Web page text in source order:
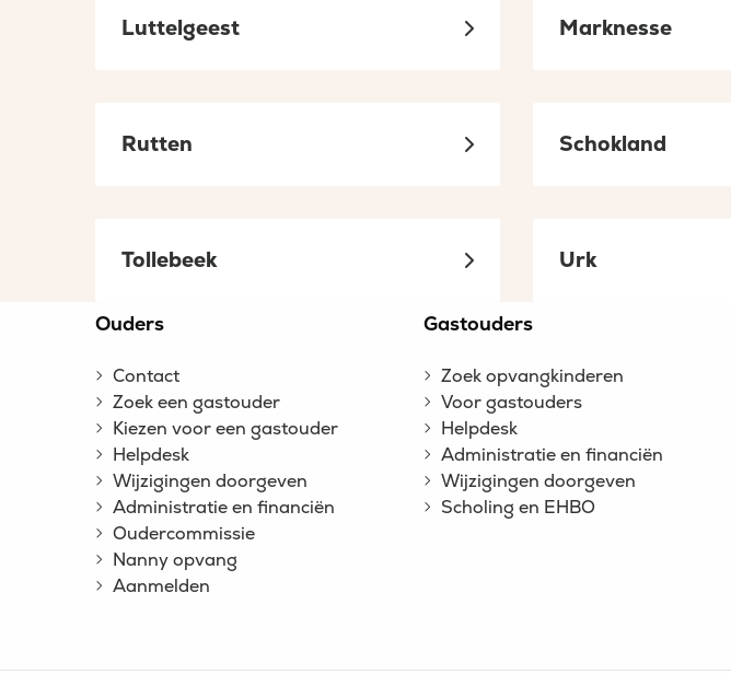
Luttelgeest Marknesse
Rutten Schokland
Tollebeek Urk
footer
Ouders
Contact
Zoek een gastouder
Kiezen voor een gastouder
Helpdesk
Wijzigingen doorgeven
Administratie en financiën
Oudercommissie
Nanny opvang
Aanmelden
Gastouders
Zoek opvangkinderen
Voor gastouders
Helpdesk
Administratie en financiën
Wijzigingen doorgeven
Scholing en EHBO